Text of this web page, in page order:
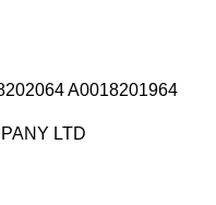
A0018201964
LTD